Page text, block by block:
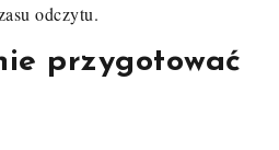
odczytu.
przygotować